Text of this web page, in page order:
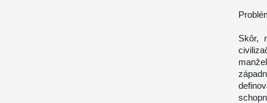
Skôr,